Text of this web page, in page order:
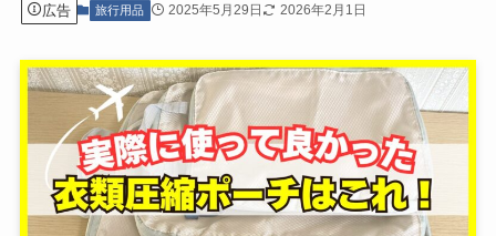
広告 旅行用品 2025年5月29日 2026年2月1日